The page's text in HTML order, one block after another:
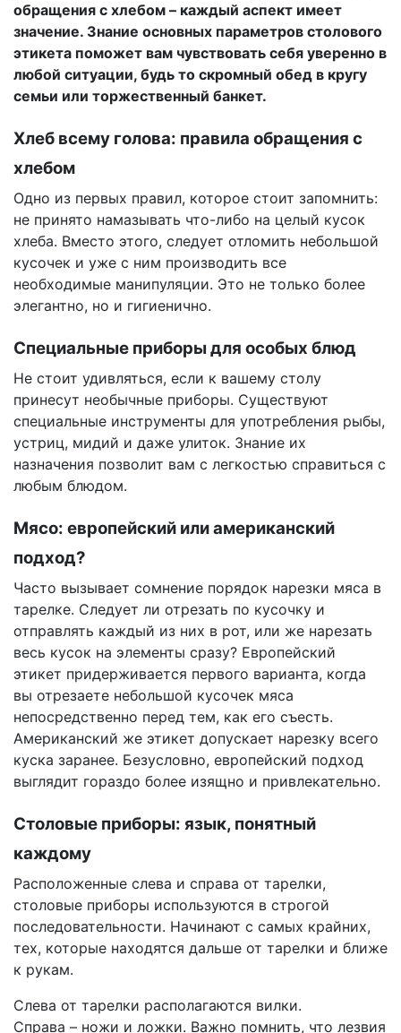
обращения с хлебом – каждый аспект имеет
значение. Знание основных параметров столового
этикета поможет вам чувствовать себя уверенно в
любой ситуации, будь то скромный обед в кругу
семьи или торжественный банкет.
Хлеб всему голова: правила обращения с
хлебом
Одно из первых правил, которое стоит запомнить:
не принято намазывать что-либо на целый кусок
хлеба. Вместо этого, следует отломить небольшой
кусочек и уже с ним производить все
необходимые манипуляции. Это не только более
элегантно, но и гигиенично.
Специальные приборы для особых блюд
Не стоит удивляться, если к вашему столу
принесут необычные приборы. Существуют
специальные инструменты для употребления рыбы,
устриц, мидий и даже улиток. Знание их
назначения позволит вам с легкостью справиться с
любым блюдом.
Мясо: европейский или американский
подход?
Часто вызывает сомнение порядок нарезки мяса в
тарелке. Следует ли отрезать по кусочку и
отправлять каждый из них в рот, или же нарезать
весь кусок на элементы сразу? Европейский
этикет придерживается первого варианта, когда
вы отрезаете небольшой кусочек мяса
непосредственно перед тем, как его съесть.
Американский же этикет допускает нарезку всего
куска заранее. Безусловно, европейский подход
выглядит гораздо более изящно и привлекательно.
Столовые приборы: язык, понятный
каждому
Расположенные слева и справа от тарелки,
столовые приборы используются в строгой
последовательности. Начинают с самых крайних,
тех, которые находятся дальше от тарелки и ближе
к рукам.
Слева от тарелки располагаются вилки.
Справа – ножи и ложки. Важно помнить, что лезвия